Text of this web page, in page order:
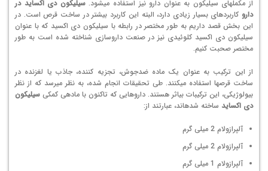
از مکمل­های سیلیکون به عنوان دارو نیز استفاده می­شود.سیلیکون دی اکساید در
دارو کاربردهای بسیار زیادی دارد، البته این کاربرد بیش­تر در ساخت قرص است. در
این بخش قصد داریم به طور مختصر در رابطه با سیلیکون دی اکسید که با عنوان
سیلیکون دی اکسید کلوئیدی نیز در صنعت داروسازی شناخته شده است به طور
مختصر صحبت کنیم.
از این ترکیب به عنوان یک ماده ضدجوش، تجزیه کننده، جاذب یا لغزنده در
ساخت قرص­ها استفاده می­کنند. طی تحقیقات انجام شده، به نظر می­رسد که از نظر
بیولوژیکی، این ترکیبات بی­اثر هستند. داروهایی که تاکنون با ماده­ی کمکی سیلیکون
دی اکساید ساخته شده­اند، عبارتند از:
آلپرازولام 2 میلی گرم
آلپرازولام 2 میلی گرم
آلپرازولام 1 میلی گرم